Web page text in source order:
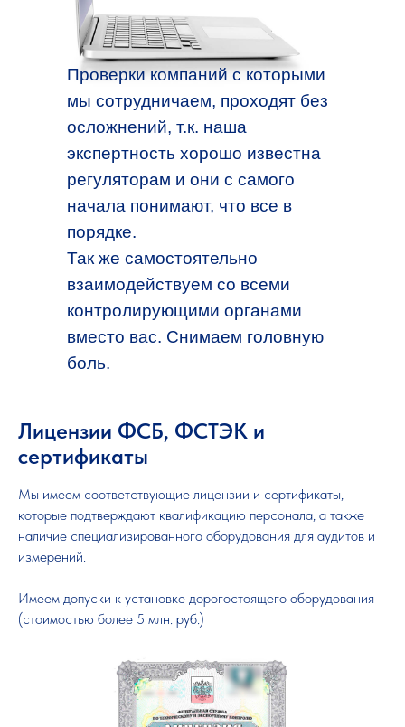
Проверки компаний с которыми
мы сотрудничаем, проходят без
осложнений, т.к. наша
экспертность хорошо известна
регуляторам и они с самого
начала понимают, что все в
порядке.
Так же самостоятельно
взаимодействуем со всеми
контролирующими органами
вместо вас. Снимаем головную
боль.
Лицензии ФСБ, ФСТЭК и
сертификаты
Мы имеем соответствующие лицензии и сертификаты,
которые подтверждают квалификацию персонала, а также
наличие специализированного оборудования для аудитов и
измерений.
Имеем допуски к установке дорогостоящего оборудования
(стоимостью более 5 млн. руб.)